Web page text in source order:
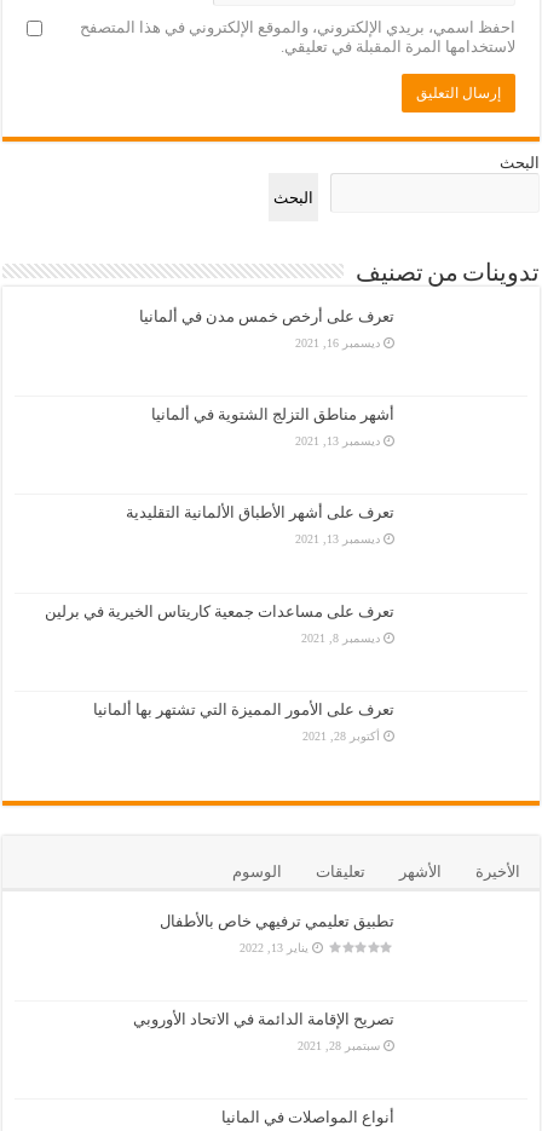
احفظ اسمي، بريدي الإلكتروني، والموقع الإلكتروني في هذا المتصفح
لاستخدامها المرة المقبلة في تعليقي.
البحث
البحث
تدوينات من تصنيف
تعرف على أرخص خمس مدن في ألمانيا
ديسمبر 16, 2021
أشهر مناطق التزلج الشتوية في ألمانيا
ديسمبر 13, 2021
تعرف على أشهر الأطباق الألمانية التقليدية
ديسمبر 13, 2021
تعرف على مساعدات جمعية كاريتاس الخيرية في برلين
ديسمبر 8, 2021
تعرف على الأمور المميزة التي تشتهر بها ألمانيا
أكتوبر 28, 2021
الأخيرة الأشهر تعليقات الوسوم
تطبيق تعليمي ترفيهي خاص بالأطفال
يناير 13, 2022
تصريح الإقامة الدائمة في الاتحاد الأوروبي
سبتمبر 28, 2021
أنواع المواصلات في المانيا